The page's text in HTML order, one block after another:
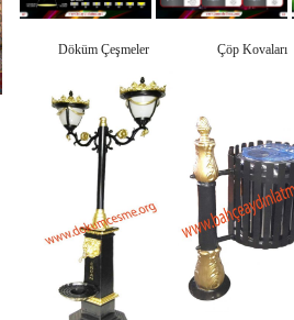
Döküm Çeşmeler Çöp Kovaları